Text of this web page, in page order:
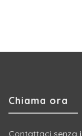
Chiama ora
Contattaci senza